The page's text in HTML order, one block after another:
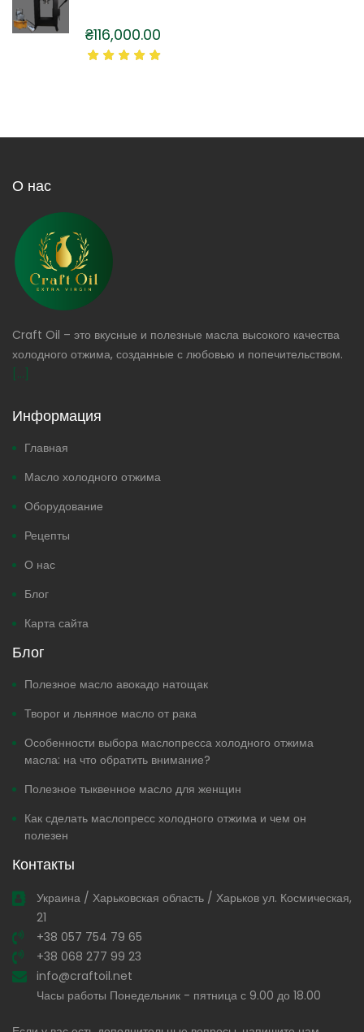
₴116,000.00
О нас
Craft Oil – это вкусные и полезные масла высокого качества
холодного отжима, созданные с любовью и попечительством.
[...]
Информация
Главная
Масло холодного отжима
Оборудование
Рецепты
О нас
Блог
Карта сайта
Блог
Полезное масло авокадо натощак
Творог и льняное масло от рака
Особенности выбора маслопресса холодного отжима
масла: на что обратить внимание?
Полезное тыквенное масло для женщин
Как сделать маслопресс холодного отжима и чем он
полезен
Контакты
Украина / Харьковская область / Харьков ул. Космическая,
21
+38 057 754 79 65
+38 068 277 99 23
info@craftoil.net
Часы работы Понедельник - пятница с 9.00 до 18.00